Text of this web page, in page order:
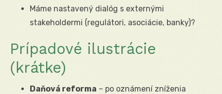
Máme nastavený dialóg s externými
stakeholdermi (regulátori, asociácie, banky)?
Prípadové ilustrácie
(krátke)
Daňová reforma – po oznámení zníženia